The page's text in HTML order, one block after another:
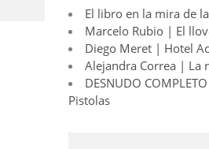
El libro en la mira de
Marcelo Rubio | El
Diego Meret | Hotel
Alejandra Correa | La
DESNUDO
Pistolas